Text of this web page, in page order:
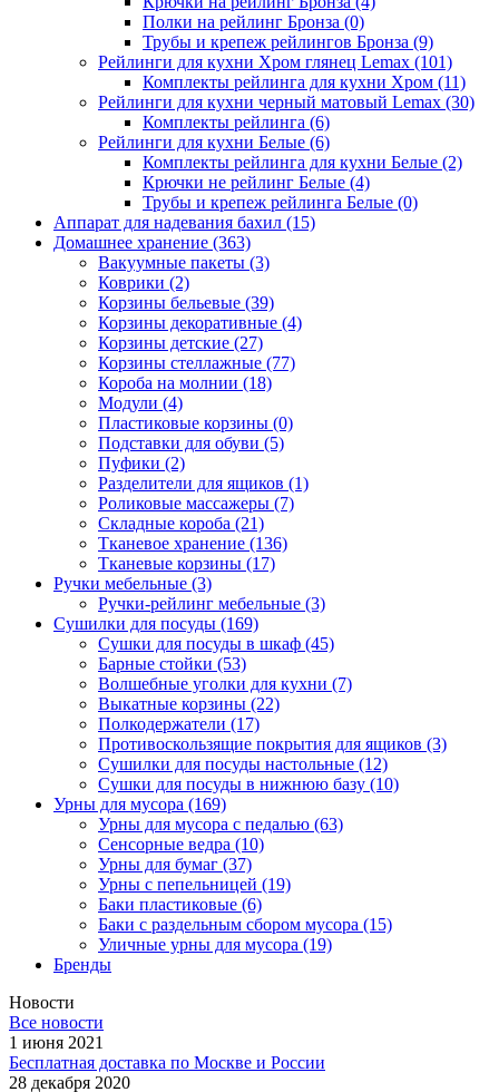
Полки на рейлинг Бронза (0)
Трубы и крепеж рейлингов Бронза (9)
Рейлинги для кухни Хром глянец Lemax (101)
Комплекты рейлинга для кухни Хром (11)
Рейлинги для кухни черный матовый Lemax (30)
Комплекты рейлинга (6)
Рейлинги для кухни Белые (6)
Комплекты рейлинга для кухни Белые (2)
Крючки не рейлинг Белые (4)
Трубы и крепеж рейлинга Белые (0)
Аппарат для надевания бахил (15)
Домашнее хранение (363)
Вакуумные пакеты (3)
Коврики (2)
Корзины бельевые (39)
Корзины декоративные (4)
Корзины детские (27)
Корзины стеллажные (77)
Короба на молнии (18)
Модули (4)
Пластиковые корзины (0)
Подставки для обуви (5)
Пуфики (2)
Разделители для ящиков (1)
Роликовые массажеры (7)
Складные короба (21)
Тканевое хранение (136)
Тканевые корзины (17)
Ручки мебельные (3)
Ручки-рейлинг мебельные (3)
Сушилки для посуды (169)
Сушки для посуды в шкаф (45)
Барные стойки (53)
Волшебные уголки для кухни (7)
Выкатные корзины (22)
Полкодержатели (17)
Противоскользящие покрытия для ящиков (3)
Сушилки для посуды настольные (12)
Сушки для посуды в нижнюю базу (10)
Урны для мусора (169)
Урны для мусора с педалью (63)
Сенсорные ведра (10)
Урны для бумаг (37)
Урны с пепельницей (19)
Баки пластиковые (6)
Баки с раздельным сбором мусора (15)
Уличные урны для мусора (19)
Бренды
Новости
Все новости
1 июня 2021
Бесплатная доставка по Москве и России
28 декабря 2020